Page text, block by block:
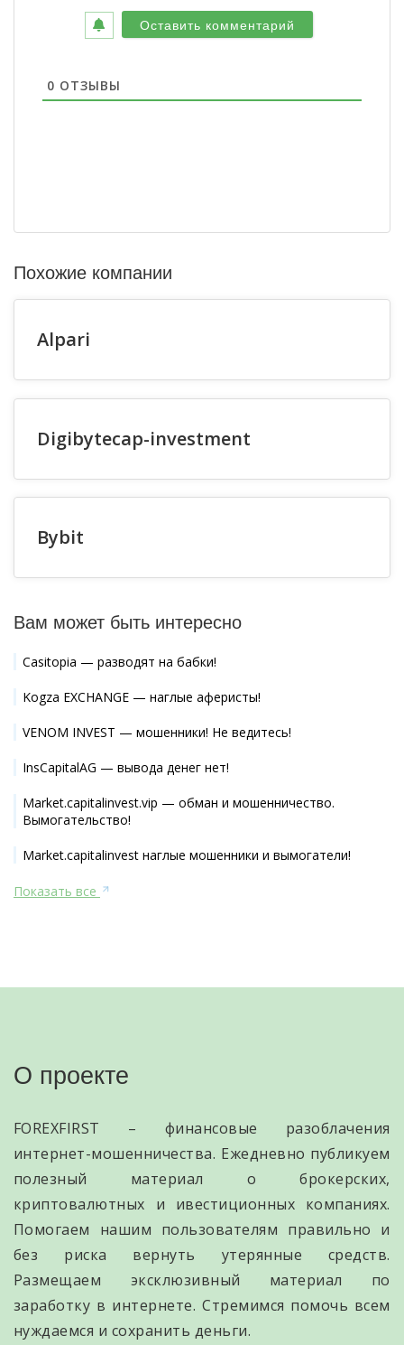
0 ОТЗЫВЫ
Похожие компании
Alpari
Digibytecap-investment
Bybit
Вам может быть интересно
Casitopia — разводят на бабки!
Kogza EXCHANGE — наглые аферисты!
VENOM INVEST — мошенники! Не ведитесь!
InsCapitalAG — вывода денег нет!
Market.capitalinvest.vip — обман и мошенничество.
Вымогательство!
Market.capitalinvest наглые мошенники и вымогатели!
Показать все
О проекте
FOREXFIRST – финансовые разоблачения
интернет-мошенничества. Ежедневно публикуем
полезный материал о брокерских,
криптовалютных и ивестиционных компаниях.
Помогаем нашим пользователям правильно и
без риска вернуть утерянные средств.
Размещаем эксклюзивный материал по
заработку в интернете. Стремимся помочь всем
нуждаемся и сохранить деньги.